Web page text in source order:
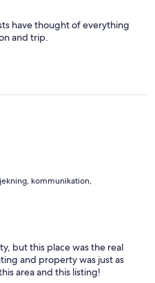
have thought of everything
and trip.
kommunikation,
but this place was the real
and property was just as
area and this listing!